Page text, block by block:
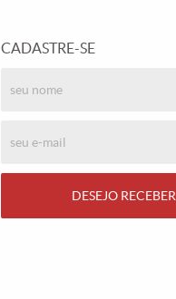
CADASTRE-SE
DESEJO RECEBER